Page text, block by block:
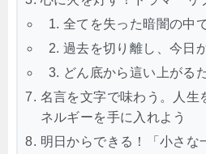
1. 全てを失った暗闇の中
2. 過去を切り離し、今日
3. どん底から這い上がる
名言を文字で味わう。人生
ネルギーを手に入れよう
明日からできる！「小さな